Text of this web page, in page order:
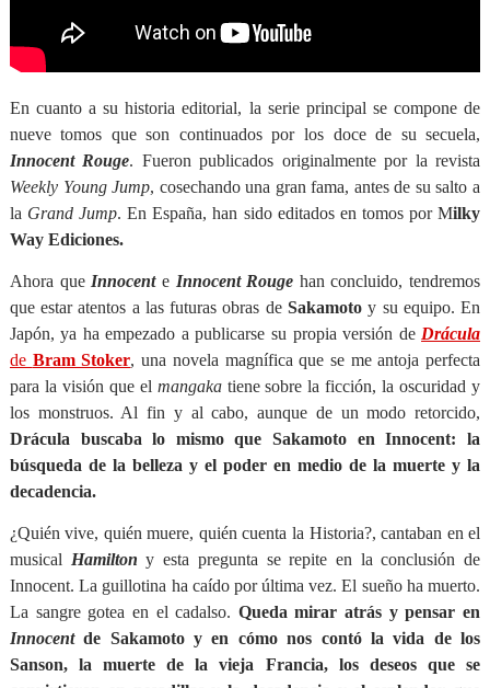
En cuanto a su historia editorial, la serie principal se compone de
nueve tomos que son continuados por los doce de su secuela,
Innocent Rouge. Fueron publicados originalmente por la revista
Weekly Young Jump, cosechando una gran fama, antes de su salto a
la Grand Jump. En España, han sido editados en tomos por Milky
Way Ediciones.
Ahora que Innocent e Innocent Rouge han concluido, tendremos
que estar atentos a las futuras obras deSakamotoy su equipo. En
Japón, ya ha empezado a publicarse su propia versión de Drácula
de Bram Stoker, una novela magnífica que se me antoja perfecta
para la visión que el mangaka tiene sobre la ficción, la oscuridad y
los monstruos. Al fin y al cabo, aunque de un modo retorcido,
Drácula buscaba lo mismo que Sakamoto en Innocent: la
búsqueda de la belleza y el poder en medio de la muerte y la
decadencia.
¿Quién vive, quién muere, quién cuenta la Historia?, cantaban en el
musical Hamiltony esta pregunta se repite en la conclusión de
Innocent. La guillotina ha caído por última vez. El sueño ha muerto.
La sangre gotea en el cadalso. Queda mirar atrás y pensar en
Innocentde Sakamoto y en cómo nos contó la vida de los
Sanson, la muerte de la vieja Francia, los deseos que se